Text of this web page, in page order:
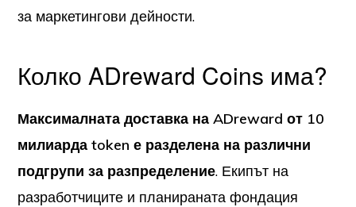
за маркетингови дейности.
Колко ADreward Coins има?
Максималната доставка на ADreward от 10
милиарда token е разделена на различни
подгрупи за разпределение. Екипът на
разработчиците и планираната фондация